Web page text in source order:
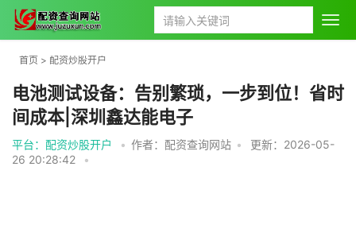
首页 > 配资炒股开户
电池测试设备：告别繁琐，一步到位！省时
间成本|深圳鑫达能电子
平台：配资炒股开户 • 作者：配资查询网站 •
更新：2026-05-
26 20:28:42
•